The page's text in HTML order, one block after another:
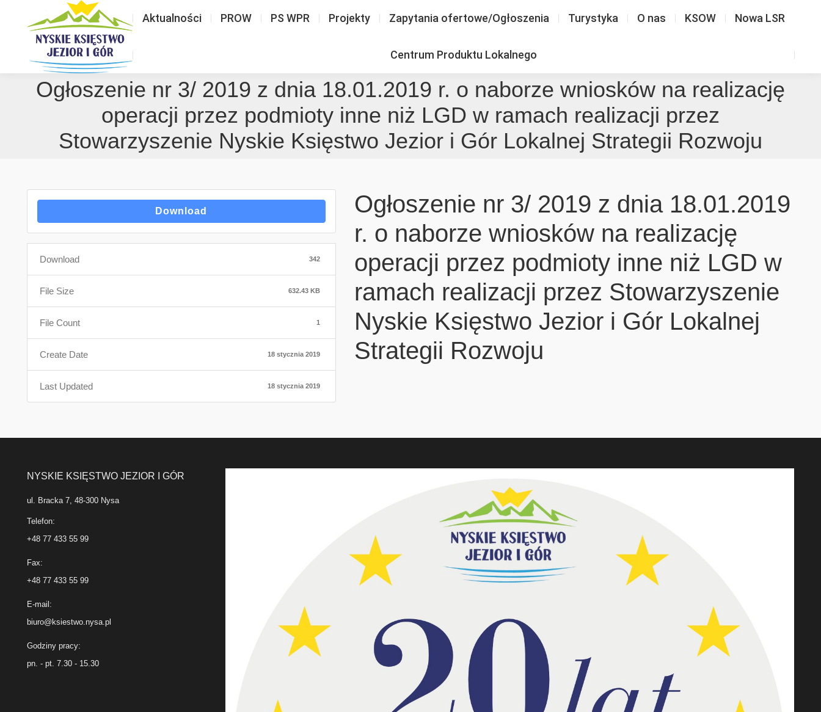
Aktualności PROW PS WPR Projekty Zapytania ofertowe/Ogłoszenia Turystyka O nas KSOW Nowa LSR
Centrum Produktu Lokalnego
Ogłoszenie nr 3/ 2019 z dnia 18.01.2019 r. o naborze wniosków na realizację
operacji przez podmioty inne niż LGD w ramach realizacji przez
Stowarzyszenie Nyskie Księstwo Jezior i Gór Lokalnej Strategii Rozwoju
Download
Download 342
File Size 632.43 KB
File Count 1
Create Date 18 stycznia 2019
Last Updated 18 stycznia 2019
Ogłoszenie nr 3/ 2019 z dnia 18.01.2019
r. o naborze wniosków na realizację
operacji przez podmioty inne niż LGD w
ramach realizacji przez Stowarzyszenie
Nyskie Księstwo Jezior i Gór Lokalnej
Strategii Rozwoju
NYSKIE KSIĘSTWO JEZIOR I GÓR
ul. Bracka 7, 48-300 Nysa
Telefon:
+48 77 433 55 99
Fax:
+48 77 433 55 99
E-mail:
biuro@ksiestwo.nysa.pl
Godziny pracy:
pn. - pt. 7.30 - 15.30